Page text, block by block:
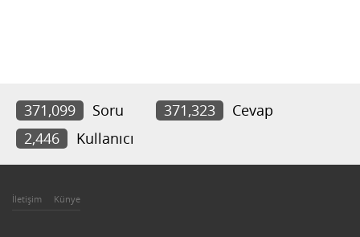
371,099 Soru 371,323
Cevap
2,446
Kullanıcı
İletişim Künye